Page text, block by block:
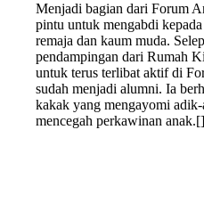
Menjadi bagian dari Forum
pintu untuk mengabdi
remaja dan kaum muda.
pendampingan dari Rumah
untuk terus terlibat aktif di
sudah menjadi alumni. Ia
kakak yang mengayomi
mencegah perkawinan anak.[]